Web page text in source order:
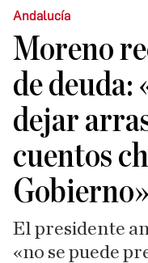
Andalucía
Moreno
de deuda:
dejar
cuentos
Gobierno»
El presidente
«no se puede